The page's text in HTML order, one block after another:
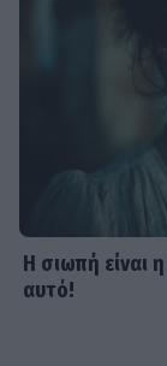
Η σιωπή είναι
αυτό!